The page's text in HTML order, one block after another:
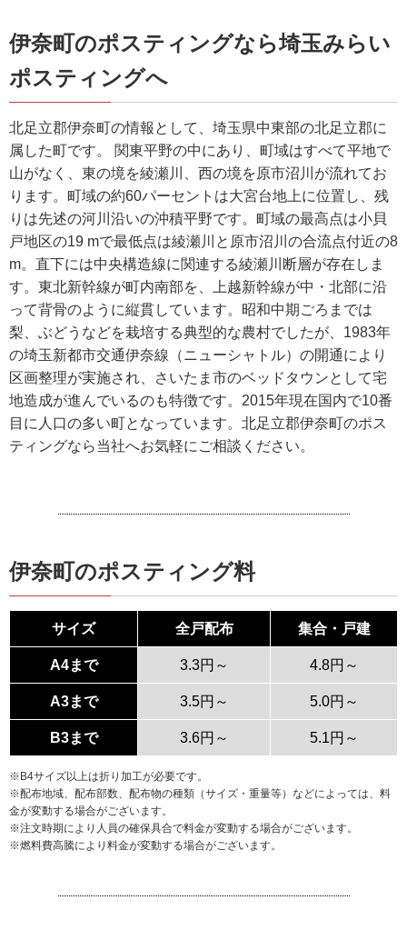
伊奈町のポスティングなら埼玉みらい
ポスティングへ
北足立郡伊奈町の情報として、埼玉県中東部の北足立郡に
属した町です。 関東平野の中にあり、町域はすべて平地で
山がなく、東の境を綾瀬川、西の境を原市沼川が流れてお
ります。町域の約60パーセントは大宮台地上に位置し、残
りは先述の河川沿いの沖積平野です。町域の最高点は小貝
戸地区の19 mで最低点は綾瀬川と原市沼川の合流点付近の8
m。直下には中央構造線に関連する綾瀬川断層が存在しま
す。東北新幹線が町内南部を、上越新幹線が中・北部に沿
って背骨のように縦貫しています。昭和中期ごろまでは
梨、ぶどうなどを栽培する典型的な農村でしたが、1983年
の埼玉新都市交通伊奈線（ニューシャトル）の開通により
区画整理が実施され、さいたま市のベッドタウンとして宅
地造成が進んでいるのも特徴です。2015年現在国内で10番
目に人口の多い町となっています。北足立郡伊奈町のポス
ティングなら当社へお気軽にご相談ください。
伊奈町のポスティング料
サイズ 全戸配布 集合・戸建
A4まで 3.3円～ 4.8円～
A3まで 3.5円～ 5.0円～
B3まで 3.6円～ 5.1円～
※B4サイズ以上は折り加工が必要です。
※配布地域、配布部数、配布物の種類（サイズ・重量等）などによっては、料
金が変動する場合がございます。
※注文時期により人員の確保具合で料金が変動する場合がございます。
※燃料費高騰により料金が変動する場合がございます。